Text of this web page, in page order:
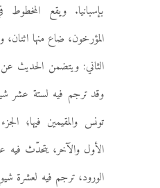
بإسبانيا. ويقع
المؤرخون، ضاع منها
الثاني: ويتضمن الحديث
وقد ترجم فيه لستة عشر
تونس والمقيمين فيها؛
الأول والآخر، يتحدّث
الورود، ترجم فيه لعشرة